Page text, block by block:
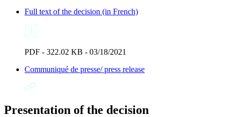
Full text of the decision (in French)
PDF - 322.02 KB - 03/18/2021
Communiqué de presse/ press release
Presentation of the decision